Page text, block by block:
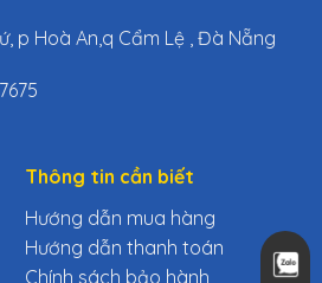
p Hoà An,q Cẩm Lệ , Đà Nẵng
Thông tin cần biết
Hướng dẫn mua hàng
Hướng dẫn thanh toán
Chính sách bảo hành